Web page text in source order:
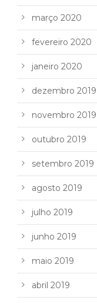
março 2020
fevereiro 2020
janeiro 2020
dezembro 2019
novembro 2019
outubro 2019
setembro 2019
agosto 2019
julho 2019
junho 2019
maio 2019
abril 2019